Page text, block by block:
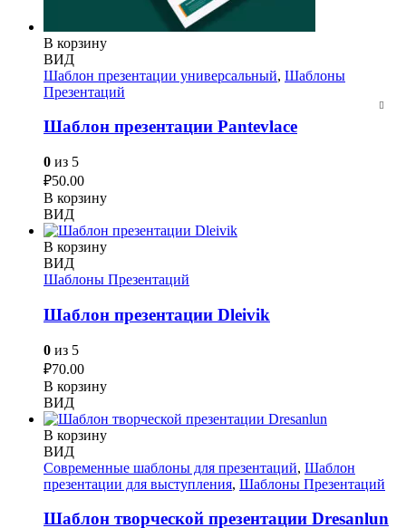
В корзину
ВИД
Шаблон презентации универсальный, Шаблоны
Презентаций
Шаблон презентации Pantevlace
0 из 5
₽50.00
В корзину
ВИД
В корзину
ВИД
Шаблоны Презентаций
Шаблон презентации Dleivik
0 из 5
₽70.00
В корзину
ВИД
В корзину
ВИД
Современные шаблоны для презентаций, Шаблон
презентации для выступления, Шаблоны Презентаций
Шаблон творческой презентации Dresanlun